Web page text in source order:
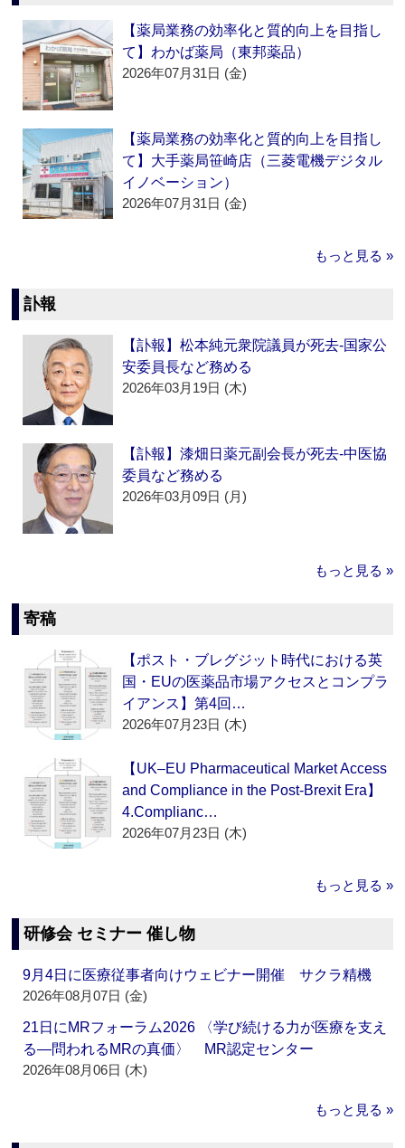
【薬局業務の効率化と質的向上を目指し
て】わかば薬局（東邦薬品）
2026年07月31日 (金)
【薬局業務の効率化と質的向上を目指し
て】大手薬局笹崎店（三菱電機デジタル
イノベーション）
2026年07月31日 (金)
もっと見る »
訃報
【訃報】松本純元衆院議員が死去‐国家公
安委員長など務める
2026年03月19日 (木)
【訃報】漆畑日薬元副会長が死去‐中医協
委員など務める
2026年03月09日 (月)
もっと見る »
寄稿
【ポスト・ブレグジット時代における英
国・EUの医薬品市場アクセスとコンプラ
イアンス】第4回…
2026年07月23日 (木)
【UK–EU Pharmaceutical Market Access
and Compliance in the Post-Brexit Era】
4.Complianc…
2026年07月23日 (木)
もっと見る »
研修会 セミナー 催し物
9月4日に医療従事者向けウェビナー開催 サクラ精機
2026年08月07日 (金)
21日にMRフォーラム2026 〈学び続ける力が医療を支え
る―問われるMRの真価〉 MR認定センター
2026年08月06日 (木)
もっと見る »